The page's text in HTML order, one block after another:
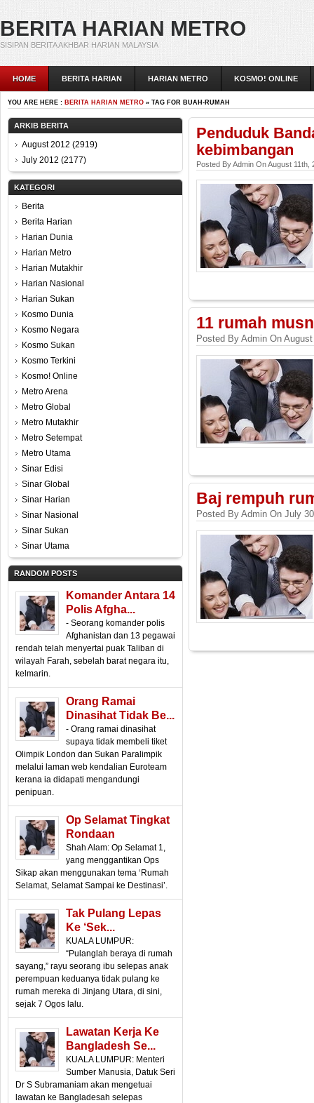
BERITA HARIAN METRO
SISIPAN BERITA AKHBAR HARIAN MALAYSIA
HOME BERITA HARIAN HARIAN METRO KOSMO! ONLINE
YOU ARE HERE : BERITA HARIAN METRO » TAG FOR BUAH-RUMAH
ARKIB BERITA
August 2012 (2919)
July 2012 (2177)
KATEGORI
Berita
Berita Harian
Harian Dunia
Harian Metro
Harian Mutakhir
Harian Nasional
Harian Sukan
Kosmo Dunia
Kosmo Negara
Kosmo Sukan
Kosmo Terkini
Kosmo! Online
Metro Arena
Metro Global
Metro Mutakhir
Metro Setempat
Metro Utama
Sinar Edisi
Sinar Global
Sinar Harian
Sinar Nasional
Sinar Sukan
Sinar Utama
RANDOM POSTS
Komander Antara 14
Polis Afgha...
- Seorang komander polis
Afghanistan dan 13 pegawai
rendah telah menyertai puak Taliban di
wilayah Farah, sebelah barat negara itu,
kelmarin.
Orang Ramai
Dinasihat Tidak Be...
- Orang ramai dinasihat
supaya tidak membeli tiket
Olimpik London dan Sukan Paralimpik
melalui laman web kendalian Euroteam
kerana ia didapati mengandungi
penipuan.
Op Selamat Tingkat
Rondaan
Shah Alam: Op Selamat 1,
yang menggantikan Ops
Sikap akan menggunakan tema ‘Rumah
Selamat, Selamat Sampai ke Destinasi’.
Tak Pulang Lepas
Ke ‘sek...
KUALA LUMPUR:
“Pulanglah beraya di rumah
sayang,” rayu seorang ibu selepas anak
perempuan keduanya tidak pulang ke
rumah mereka di Jinjang Utara, di sini,
sejak 7 Ogos lalu.
Lawatan Kerja Ke
Bangladesh Se...
KUALA LUMPUR: Menteri
Sumber Manusia, Datuk Seri
Dr S Subramaniam akan mengetuai
lawatan ke Bangladesah selepas
Penduduk
kebimbangan
Posted By Admin On August
11 rumah
Posted By Admin On
Baj rempuh
Posted By Admin On July